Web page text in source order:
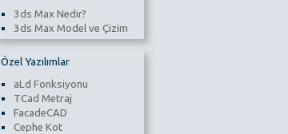
3ds Max Nedir?
3ds Max Model ve Çizim
Özel Yazılımlar
aLd Fonksiyonu
TCad Metraj
FacadeCAD
Cephe Kot